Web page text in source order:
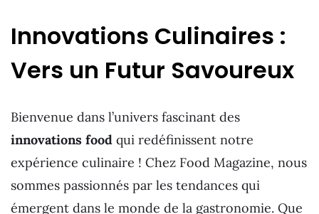
Innovations Culinaires :
Vers un Futur Savoureux
Bienvenue dans l’univers fascinant des
innovations food qui redéfinissent notre
expérience culinaire ! Chez Food Magazine, nous
sommes passionnés par les tendances qui
émergent dans le monde de la gastronomie. Que